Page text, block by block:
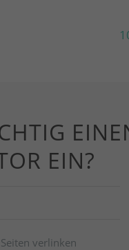
EIN?
verlinken